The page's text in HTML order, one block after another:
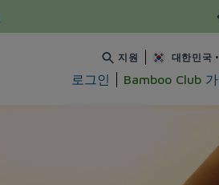
지원 대한민국 •
로그인 Bamboo Club